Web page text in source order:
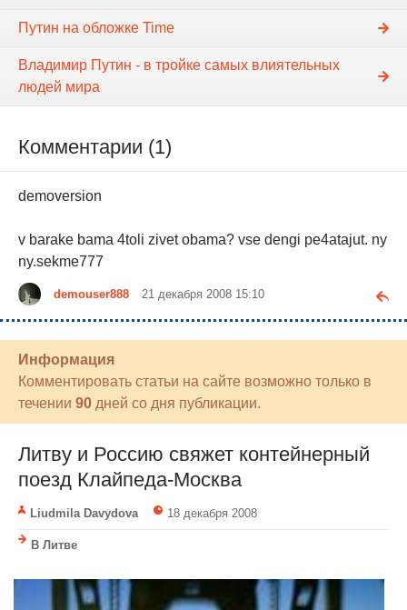
Путин на обложке Time
Владимир Путин - в тройке самых влиятельных
людей мира
Комментарии (1)
demoversion
v barake bama 4toli zivet obama? vse dengi pe4atajut. ny
ny.sekme777
demouser888 21 декабря 2008 15:10
Информация
Комментировать статьи на сайте возможно только в
течении 90 дней со дня публикации.
Литву и Россию свяжет контейнерный
поезд Клайпеда-Москва
Liudmila Davydova 18 декабря 2008
В Литве